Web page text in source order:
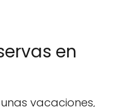
en
vacaciones,